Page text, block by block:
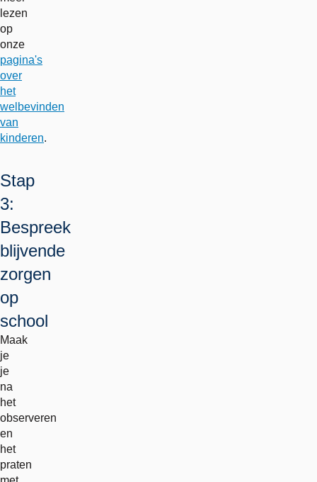
lezen
op
onze
pagina's
over
het
welbevinden
van
kinderen.
Stap
3:
Bespreek
blijvende
zorgen
op
school
Maak
je
je
na
het
observeren
en
het
praten